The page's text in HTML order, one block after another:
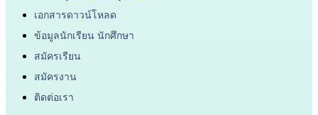
เอกสารดาวน์โหลด
ข้อมูลนักเรียน นักศึกษา
สมัครเรียน
สมัครงาน
ติดต่อเรา